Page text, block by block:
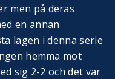
men på deras
en annan
lagen i denna serie
hemma mot
sig 2-2 och det var